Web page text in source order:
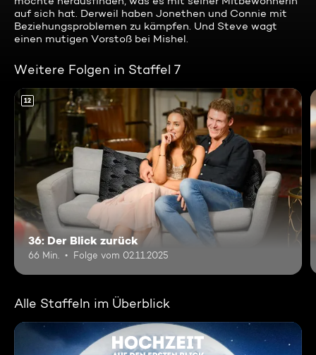
auf sich hat. Derweil haben Jonethen und Connie mit
Beziehungsproblemen zu kämpfen. Und Steve wagt
einen mutigen Vorstoß bei Mishel.
Weitere Folgen in Staffel 7
12
36: Der Blick zurück
66 Min. Folge vom 02.11.2025
Alle Staffeln im Überblick